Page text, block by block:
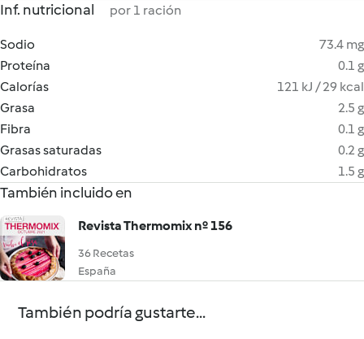
Inf. nutricional por 1 ración
Sodio
73.4 mg
Proteína
0.1 g
Calorías
121 kJ / 29 kcal
Grasa
2.5 g
Fibra
0.1 g
Grasas saturadas
0.2 g
Carbohidratos
1.5 g
También incluido en
Revista Thermomix nº 156
36 Recetas
España
También podría gustarte...